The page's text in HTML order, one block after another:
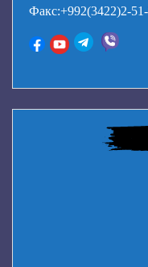
Факс:+992(3422)2-